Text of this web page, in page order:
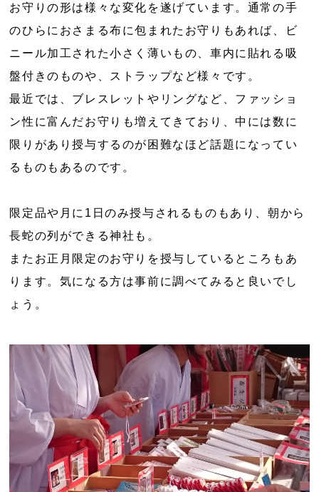
お守りの形は様々な変化を遂げています。通常の手
のひらにおさまる布に包まれたお守りもあれば、ビ
ニール加工された小さく薄いもの、車内に貼れる吸
盤付きのものや、ストラップなど様々です。
最近では、ブレスレットやリングなど、ファッショ
ン性に富んだお守りも増えてきており、中には数に
限りがあり授与するのが困難なほど話題になってい
るものもあるのです。
限定品や月に1日のみ授与されるものもあり、朝から
長蛇の列ができる神社も。
またお正月限定のお守りを授与しているところもあ
ります。気になる方は事前に調べてみると良いでし
ょう。